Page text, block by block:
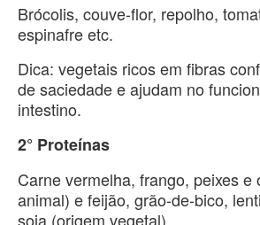
Brócolis, couve-flor, repolho,
espinafre etc.
Dica: vegetais ricos em fibras
de saciedade e ajudam no
intestino.
2° Proteínas
Carne vermelha, frango, peixes e
animal) e feijão, grão-de-bico,
soja (origem vegetal).